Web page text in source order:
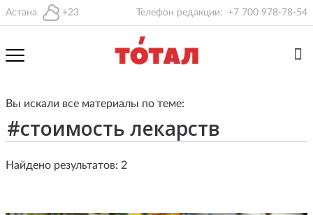
Астана +23 Телефон редакции: +7 700 978-78-54
Вы искали все материалы по теме:
Найдено результатов: 2